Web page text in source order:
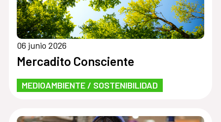
06 junio 2026
Mercadito Consciente
MEDIOAMBIENTE / SOSTENIBILIDAD